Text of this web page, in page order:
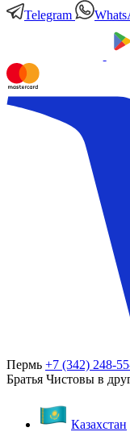
Telegram
Пермь +7 (342) 248-
Братья Чистовы в
Казахстан